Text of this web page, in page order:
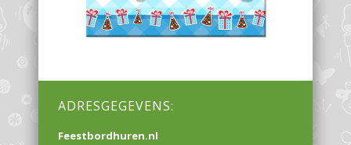
ADRESGEGEVENS:
Feestbordhuren.nl